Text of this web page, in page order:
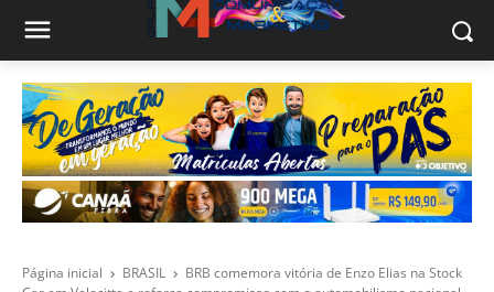
Página inicial BRASIL
BRB comemora vitória de Enzo Elias na Stock